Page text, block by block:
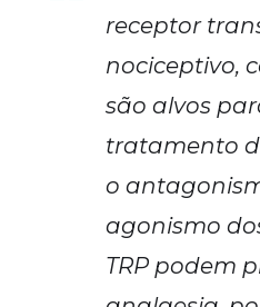
receptor
nociceptivo,
são alvos
tratamento
o
agonismo
TRP podem